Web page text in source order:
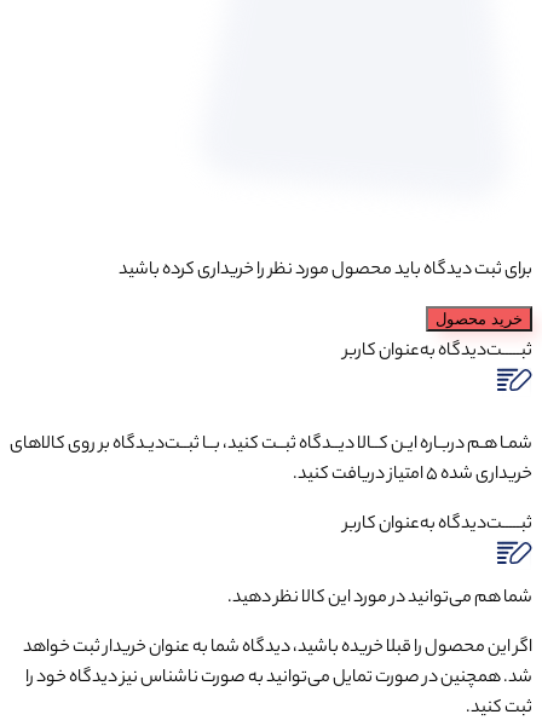
برای ثبت دیدگاه باید محصول مورد نظر را خریداری کرده باشید
خرید محصول
ثبـــــت‌دیدگاهبه‌عنوان کاربر
شمـا هـم دربـاره ایـن کــالا دیــدگاه ثبــت کنید، بــا ثبــت‌دیـدگاه بر روی کالاهای
خریداری شده ۵ امتیاز دریافت کنید.
ثبـــــت‌دیدگاهبه‌عنوان کاربر
شما هم می‌توانید در مورد این کالا نظر دهید.
اگر این محصول را قبلا خریده باشید، دیدگاه شما به عنوان خریدار ثبت خواهد
شد. همچنین در صورت تمایل می‌توانید به صورت ناشناس نیز دیدگاه خود را
ثبت کنید.